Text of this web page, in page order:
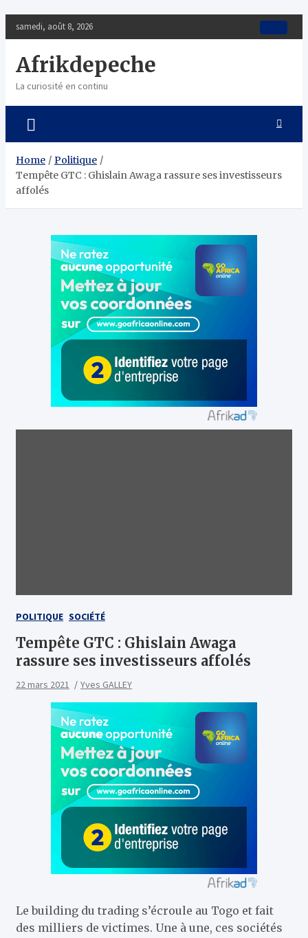
Skip
content
samedi, août 8, 2026
Afrikdepeche
La curiosité en continu
Home
Politique
Tempête GTC : Ghislain Awaga rassure ses investisseurs
affolés
POLITIQUE SOCIÉTÉ
Tempête GTC : Ghislain Awaga
rassure ses investisseurs affolés
22 mars 2021 Yves GALLEY
Le building du trading s’écroule au Togo et fait
des milliers de victimes. Une à une, ces sociétés